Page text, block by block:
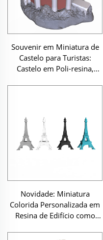
Souvenir em Miniatura de
Castelo para Turistas:
Castelo em Poli-resina,
Novidade: Miniatura
Colorida Personalizada em
Resina de Edifício como